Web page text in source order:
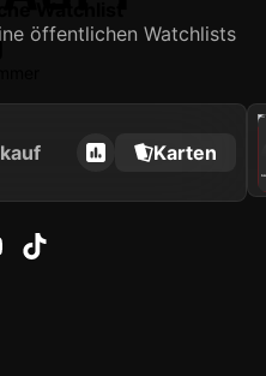
öffentlichen Watchlists
Karten
2023